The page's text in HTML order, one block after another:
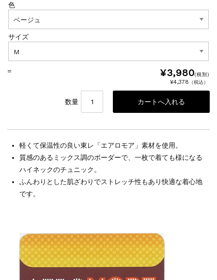
色
サイズ
= ¥3,980(税別)
¥4,378 （税込）
数量
軽くて保温性の良い東レ「エアロモア」素材を使用。
質感のあるミックス調のボーダーで、一枚で着ても様になる
ハイネックのチュニック。
ふんわりとした肌ざわりでストレッチ性もあり快適な着心地
です。